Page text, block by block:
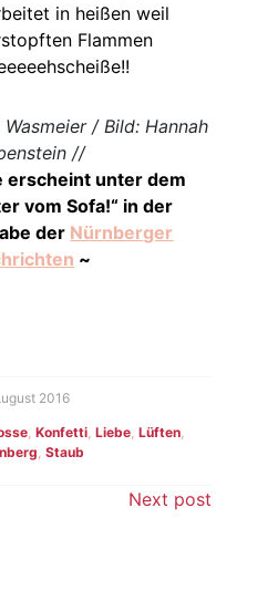
in heißen weil
Flammen
/ Bild: Hannah
//
erscheint unter dem
vom Sofa!“ in der
der Nürnberger
~
2016
,Konfetti,Liebe,Lüften,
, Staub
Next post